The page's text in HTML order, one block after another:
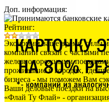
Доп. информация:
Рейтинг:
Экономим ваше время, силы и
компании связан с частыми
железнодорожными
проживание в городах, где
бизнеса - мы поможем Вам
Ваши деловые поездки на
«Флай Ту Флай» -